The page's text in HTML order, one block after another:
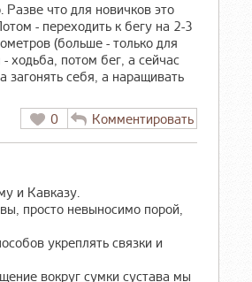
что для новичков это
- переходить к бегу на 2-3
(больше - только для
ходьба, потом бег, а сейчас
загонять себя, а наращивать
0
Комментировать
и Кавказу.
просто невыносимо порой,
укреплять связки и
вокруг сумки сустава мы